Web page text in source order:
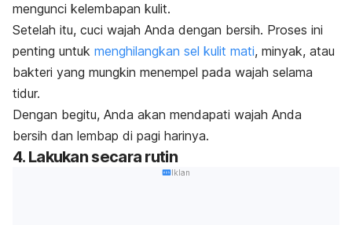
mengunci kelembapan kulit.
Setelah itu, cuci wajah Anda dengan bersih. Proses ini
penting untuk menghilangkan sel kulit mati, minyak, atau
bakteri yang mungkin menempel pada wajah selama
tidur.
Dengan begitu, Anda akan mendapati wajah Anda
bersih dan lembap di pagi harinya.
4. Lakukan secara rutin
Iklan